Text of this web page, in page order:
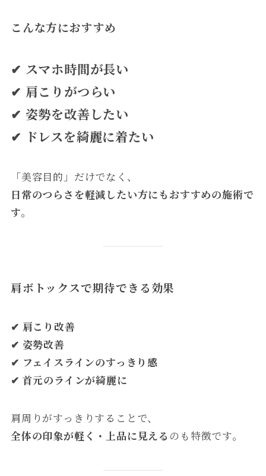
こんな方におすすめ
✔ スマホ時間が長い
✔ 肩こりがつらい
✔ 姿勢を改善したい
✔ ドレスを綺麗に着たい
「美容目的」だけでなく、
日常のつらさを軽減したい方にもおすすめの施術で
す。
肩ボトックスで期待できる効果
✔ 肩こり改善
✔ 姿勢改善
✔ フェイスラインのすっきり感
✔ 首元のラインが綺麗に
肩周りがすっきりすることで、
全体の印象が軽く・上品に見える のも特徴です。